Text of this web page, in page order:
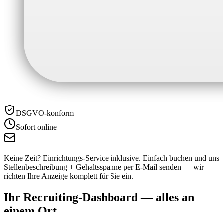
DSGVO-konform
Sofort online
Keine Zeit? Einrichtungs-Service inklusive. Einfach buchen und uns
Stellenbeschreibung + Gehaltsspanne per E-Mail senden — wir
richten Ihre Anzeige komplett für Sie ein.
Ihr Recruiting-Dashboard — alles an